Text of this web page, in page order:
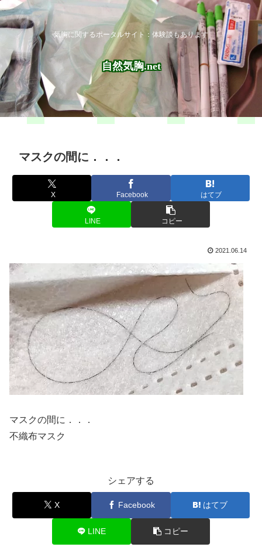
気胸に関するポータルサイト：体験談もあります
自然気胸.net
マスクの間に．．．
X Facebook はてブ
LINE コピー
2021.06.14
マスクの間に．．．
不織布マスク
シェアする
X Facebook はてブ
LINE コピー